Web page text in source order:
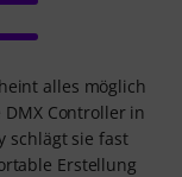
alles möglich
Controller in
schlägt sie fast
Erstellung